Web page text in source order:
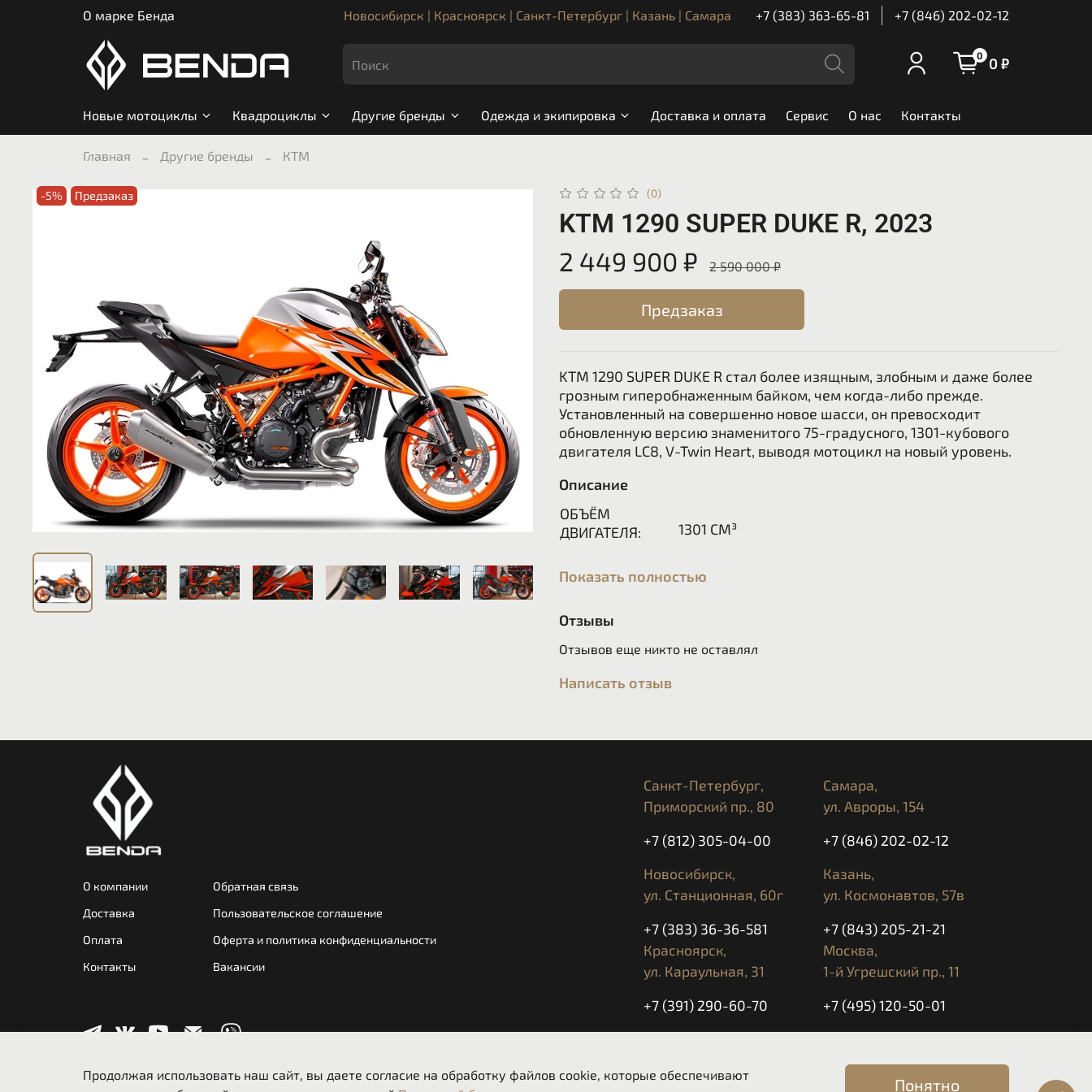
О марке Бенда Новосибирск | Красноярск | Санкт-Петербург | Казань | Самара +7 (383) 363-65-81 +7 (846) 202-02-12
0 0 ₽
Новые мотоциклы Квадроциклы Другие бренды Одежда и экипировка Доставка и оплата Сервис О нас Контакты
Главная Другие бренды КТМ
-5% Предзаказ (0)
KTM 1290 SUPER DUKE R, 2023
2 449 900 ₽
2 590 000 ₽
Предзаказ
KTM 1290 SUPER DUKE R стал более изящным, злобным и даже более
грозным гиперобнаженным байком, чем когда-либо прежде.
Установленный на совершенно новое шасси, он превосходит
обновленную версию знаменитого 75-градусного, 1301-кубового
двигателя LC8, V-Twin Heart, выводя мотоцикл на новый уровень.
Описание
ОБЪЁМ
ДВИГАТЕЛЯ:
1301 СМ³
6-ТИ СТУПЕНЧАТАЯ
ПОДРОБНОСТИ
МОЩНОСТЬ
СЦЕПЛЕНИЕ:
МНОГОДИСКОВОЕ, ГИДРАВЛИЧЕСКОЕ,
ПОДРАМНИК:
ХРОМ-МОЛИБДЕНОВАЯ СТАЛЬ, ТРУБЧАТАЯ
189 КГ
6,17 Л / 100 КМ
КРУИЗ-КОНТРОЛЬ
СИСТЕМА РЕГУЛИРОВКИ ТОРМ. ДАВЛЕНИЯ В
ЗАВИСИМОСТИ ОТ УГЛА НАКЛОНА (C-ABS), РЕЖИМ
СИСТЕМА ИЗМЕРЕНИЯ ДАВЛЕНИЯ В ШИНАХ (TPMS)
ГИДРАВЛИЧЕСКИЙ ДЕМПФЕР РУЛЯ WP
РЕГУЛИРУЕМЫЕ ПОДНОЖКИ ПИЛОТА
Показать полностью
Отзывы
Отзывов еще никто не оставлял
Написать отзыв
О компании
Доставка
Оплата
Контакты
Обратная связь
Пользовательское соглашение
Оферта и политика конфиденциальности
Вакансии
Санкт-Петербург,
Приморский пр., 80
+7 (812) 305-04-00
Самара,
ул. Авроры, 154
+7 (846) 202-02-12
Новосибирск,
ул. Станционная, 60г
+7 (383) 36-36-581
Казань,
ул. Космонавтов, 57в
+7 (843) 205-21-21
Красноярск,
ул. Караульная, 31
+7 (391) 290-60-70
Москва,
1-й Угрешский пр., 11
+7 (495) 120-50-01
Продолжая использовать наш сайт, вы даете согласие на обработку файлов cookie, которые обеспечивают
Понятно